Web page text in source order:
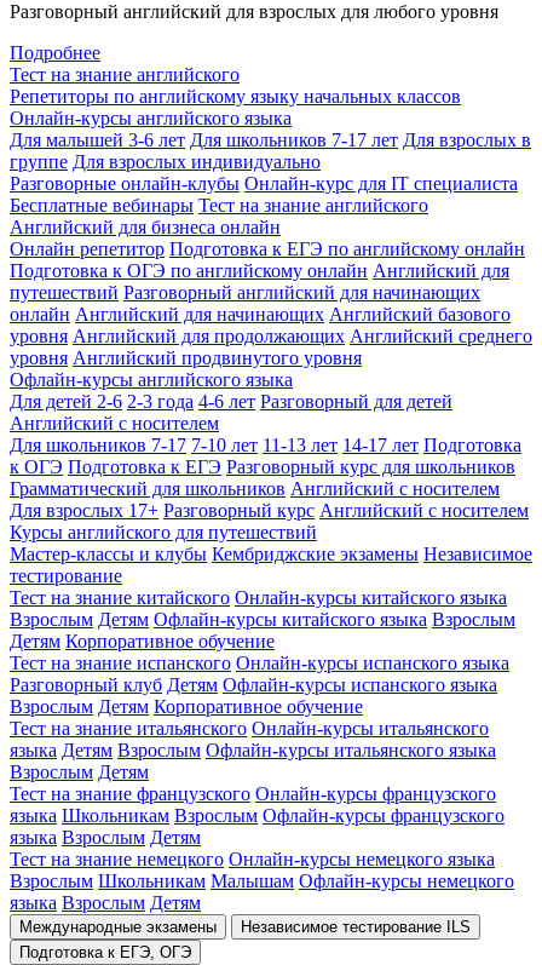
Разговорный английский для взрослых для любого уровня
Подробнее
Тест на знание английского
Репетиторы по английскому языку начальных классов
Онлайн-курсы английского языка
Для малышей 3-6 лет Для школьников 7-17 лет Для взрослых в
группе Для взрослых индивидуально
Разговорные онлайн-клубы Онлайн-курс для IT специалиста
Бесплатные вебинары Тест на знание английского
Английский для бизнеса онлайн
Онлайн репетитор Подготовка к ЕГЭ по английскому онлайн
Подготовка к ОГЭ по английскому онлайн Английский для
путешествий Разговорный английский для начинающих
онлайн Английский для начинающих Английский базового
уровня Английский для продолжающих Английский среднего
уровня Английский продвинутого уровня
Офлайн-курсы английского языка
Для детей 2-6 2-3 года 4-6 лет Разговорный для детей
Английский с носителем
Для школьников 7-17 7-10 лет 11-13 лет 14-17 лет Подготовка
к ОГЭ Подготовка к ЕГЭ Разговорный курс для школьников
Грамматический для школьников Английский с носителем
Для взрослых 17+ Разговорный курс Английский с носителем
Курсы английского для путешествий
Мастер-классы и клубы Кембриджские экзамены Независимое
тестирование
Тест на знание китайского Онлайн-курсы китайского языка
Взрослым Детям Офлайн-курсы китайского языка Взрослым
Детям Корпоративное обучение
Тест на знание испанского Онлайн-курсы испанского языка
Разговорный клуб Детям Офлайн-курсы испанского языка
Взрослым Детям Корпоративное обучение
Тест на знание итальянского Онлайн-курсы итальянского
языка Детям Взрослым Офлайн-курсы итальянского языка
Взрослым Детям
Тест на знание французского Онлайн-курсы французского
языка Школьникам Взрослым Офлайн-курсы французского
языка Взрослым Детям
Тест на знание немецкого Онлайн-курсы немецкого языка
Взрослым Школьникам Малышам Офлайн-курсы немецкого
языка Взрослым Детям
Международные экзамены
Независимое тестирование ILS
Подготовка к ЕГЭ, ОГЭ